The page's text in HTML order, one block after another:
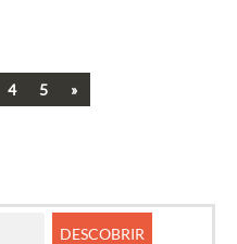
4 5 Next
»